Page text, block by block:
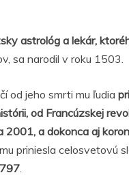
astrológ a lekár,
sa narodil v roku 1503.
od jeho smrti mu ľudia
od Francúzskej
2001, a dokonca aj
priniesla celosvetovú
.